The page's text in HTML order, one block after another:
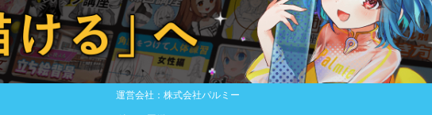
運営会社：株式会社パルミー